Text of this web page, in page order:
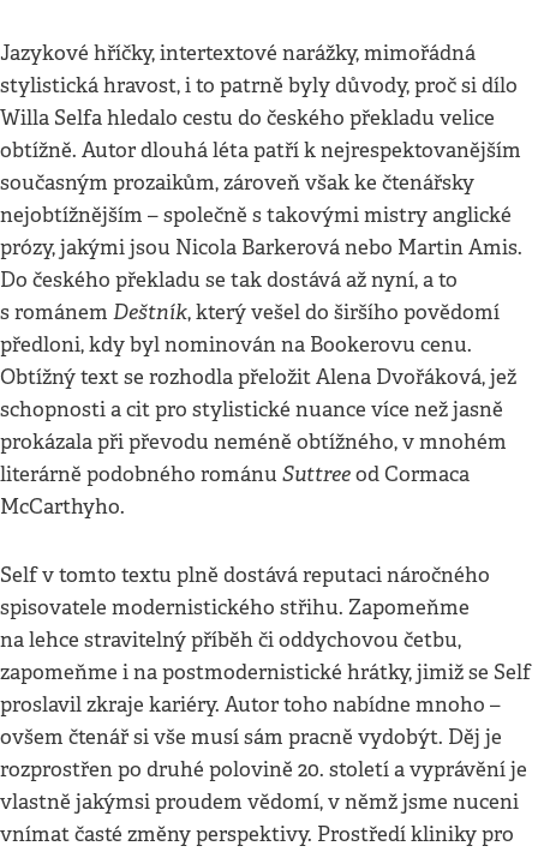
Jazykové hříčky, intertextové narážky, mimořádná
stylistická hravost, i to patrně byly důvody, proč si dílo
Willa Selfa hledalo cestu do českého překladu velice
obtížně. Autor dlouhá léta patří k nejrespektovanějším
současným prozaikům, zároveň však ke čtenářsky
nejobtížnějším – společně s takovými mistry anglické
prózy, jakými jsou Nicola Barkerová nebo Martin Amis.
Do českého překladu se tak dostává až nyní, a to
s románem Deštník, který vešel do širšího povědomí
předloni, kdy byl nominován na Bookerovu cenu.
Obtížný text se rozhodla přeložit Alena Dvořáková, jež
schopnosti a cit pro stylistické nuance více než jasně
prokázala při převodu neméně obtížného, v mnohém
literárně podobného románu Suttreeod Cormaca
McCarthyho.
Self v tomto textu plně dostává reputaci náročného
spisovatele modernistického střihu. Zapomeňme
na lehce stravitelný příběh či oddychovou četbu,
zapomeňme i na postmodernistické hrátky, jimiž se Self
proslavil zkraje kariéry. Autor toho nabídne mnoho –
ovšem čtenář si vše musí sám pracně vydobýt. Děj je
rozprostřen po druhé polovině 20. století a vyprávění je
vlastně jakýmsi proudem vědomí, v němž jsme nuceni
vnímat časté změny perspektivy. Prostředí kliniky pro